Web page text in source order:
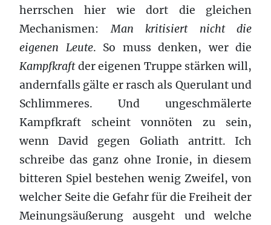
herrschen hier wie dort die gleichen
Mechanismen:Man kritisiert nicht die
eigenen Leute. So muss denken, wer die
Kampfkraftder eigenen Truppe stärken will,
andernfalls gälte er rasch als Querulant und
Schlimmeres. Und ungeschmälerte
Kampfkraft scheint vonnöten zu sein,
wenn David gegen Goliath antritt. Ich
schreibe das ganz ohne Ironie, in diesem
bitteren Spiel bestehen wenig Zweifel, von
welcher Seite die Gefahr für die Freiheit der
Meinungsäußerung ausgeht und welche